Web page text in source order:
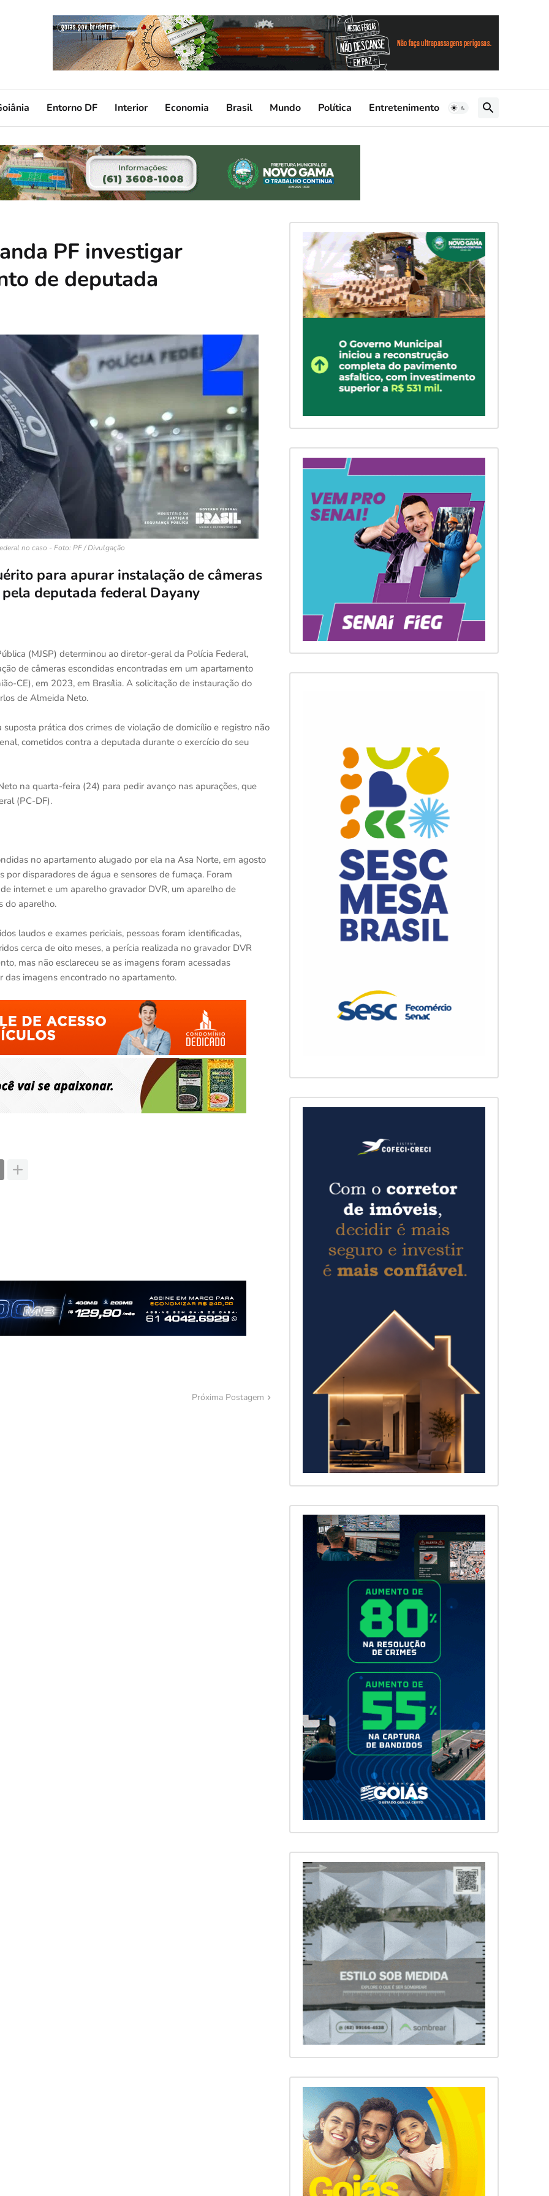
Entorno DF Interior Economia Brasil Mundo Política Entretenimento
PF investigar
de deputada
no caso - Foto: PF / Divulgação
para apurar instalação de câmeras
deputada federal Dayany
(MJSP) determinou ao diretor-geral da Polícia Federal,
de câmeras escondidas encontradas em um apartamento
CE), em 2023, em Brasília. A solicitação de instauração do
de Almeida Neto.
prática dos crimes de violação de domicílio e registro não
cometidos contra a deputada durante o exercício do seu
na quarta-feira (24) para pedir avanço nas apurações, que
(PC-DF).
no apartamento alugado por ela na Asa Norte, em agosto
disparadores de água e sensores de fumaça. Foram
internet e um aparelho gravador DVR, um aparelho de
do aparelho.
laudos e exames periciais, pessoas foram identificadas,
cerca de oito meses, a perícia realizada no gravador DVR
mas não esclareceu se as imagens foram acessadas
das imagens encontrado no apartamento.
Próxima Postagem